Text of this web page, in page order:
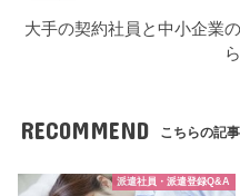
大手の契約社員と中小企業
RECOMMEND こちらの記
派遣社員・派遣登録Q&A